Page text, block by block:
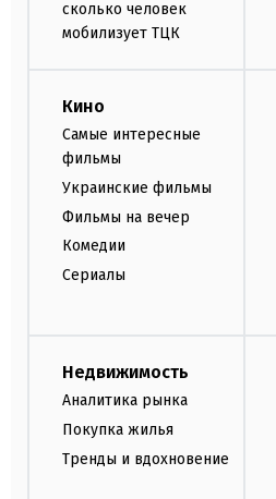
сколько человек
мобилизует ТЦК
Кино
Самые интересные
фильмы
Украинские фильмы
Фильмы на вечер
Комедии
Сериалы
Недвижимость
Аналитика рынка
Покупка жилья
Тренды и вдохновение